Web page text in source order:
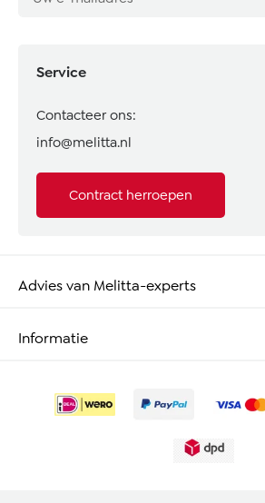
Service
Contacteer ons:
info@melitta.nl
Contract herroepen
Advies van Melitta-experts
Informatie